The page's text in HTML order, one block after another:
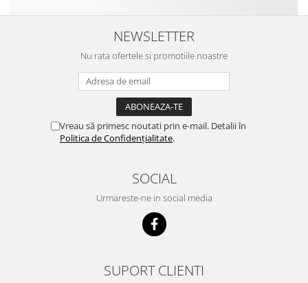
NEWSLETTER
Nu rata ofertele si promotiile noastre
Vreau să primesc noutati prin e-mail. Detalii în
Politica de Confidențialitate.
SOCIAL
Urmareste-ne in social media
SUPORT CLIENTI